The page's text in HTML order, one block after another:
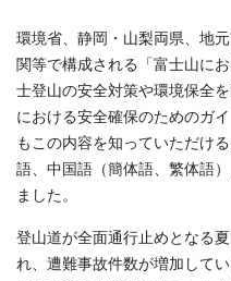
環境省、静岡・山梨両県、地
関等で構成される「富士山に
士登山の安全対策や環境保全
における安全確保のためのガ
もこの内容を知っていただけ
語、中国語（簡体語、繁体語
ました。
登山道が全面通行止めとなる
れ、遭難事故件数が増加して